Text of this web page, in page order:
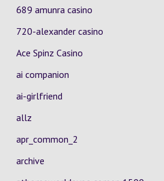
689 amunra casino
720-alexander casino
Ace Spinz Casino
ai companion
ai-girlfriend
allz
apr_common_2
archive